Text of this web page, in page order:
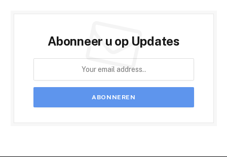
Abonneer u op Updates